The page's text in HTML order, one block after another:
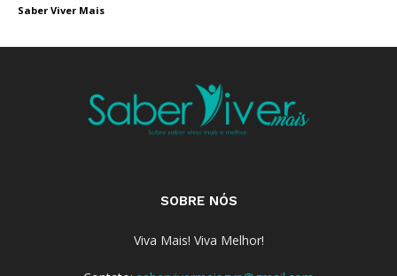
Saber Viver Mais
SOBRE NÓS
Viva Mais! Viva Melhor!